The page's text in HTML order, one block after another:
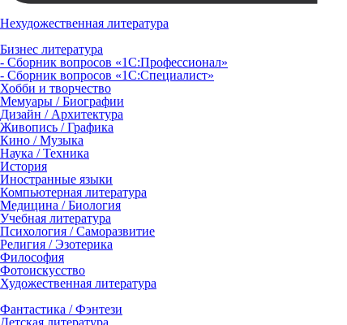
Нехудожественная литература
Бизнес литература
- Сборник вопросов «1С:Профессионал»
- Сборник вопросов «1С:Специалист»
Хобби и творчество
Мемуары / Биографии
Дизайн / Архитектура
Живопись / Графика
Кино / Музыка
Наука / Техника
История
Иностранные языки
Компьютерная литература
Медицина / Биология
Учебная литература
Психология / Саморазвитие
Религия / Эзотерика
Философия
Фотоискусство
Художественная литература
Фантастика / Фэнтези